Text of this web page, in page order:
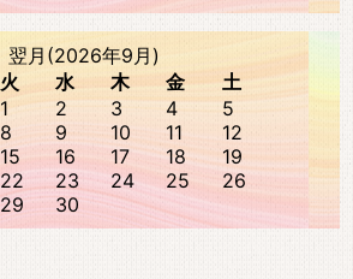
翌月(2026年9月)
火 水 木 金
土
1
2 3 4
5
8 9 10 11
12
15 16 17 18
19
22 23 24 25
26
29 30